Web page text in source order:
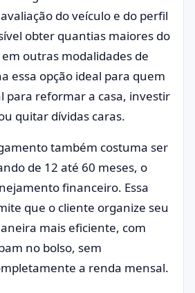
do veículo e do perfil
obter quantias maiores do
outras modalidades de
essa opção ideal para quem
para reformar a casa, investir
quitar dívidas caras.
também costuma ser
de 12 até 60 meses, o
financeiro. Essa
que o cliente organize seu
mais eficiente, com
no bolso, sem
a renda mensal.